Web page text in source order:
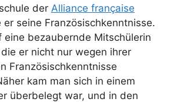
der Alliance française
seine Französischkenntnisse.
eine bezaubernde Mitschülerin
er nicht nur wegen ihrer
Französischkenntnisse
kam man sich in einem
überbelegt war, und in den